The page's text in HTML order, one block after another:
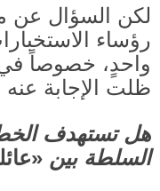
لكن السؤال عن
رؤساء
واحدٍ، خصوصاً
ظلت الإجابة عنه
هل تستهدف
السلطة بين «